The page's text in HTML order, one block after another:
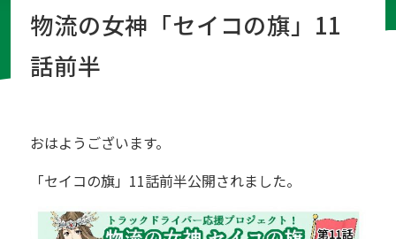
物流の女神「セイコの旗」11
話前半
おはようございます。
「セイコの旗」11話前半公開されました。